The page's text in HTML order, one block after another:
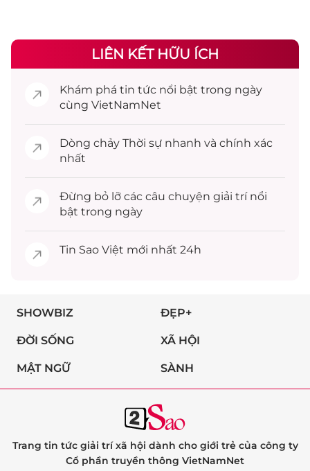
LIÊN KẾT HỮU ÍCH
Khám phá tin tức nổi bật trong ngày
cùng VietNamNet
Dòng chảy Thời sự nhanh và chính xác
nhất
Đừng bỏ lỡ các câu chuyện giải trínổi
bật trong ngày
Tin Sao Việt mới nhất 24h
SHOWBIZ ĐẸP+
ĐỜI SỐNG XÃ HỘI
MẬT NGỮ SÀNH
Trang tin tức giải trí xã hội dành cho giới trẻ của công ty
Cổ phần truyền thông VietNamNet